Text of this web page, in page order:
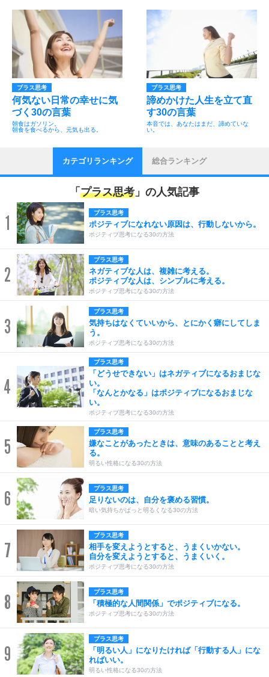
プラス思考
何気ない日常の幸せに気
づく30の言葉
朝食はガソリン。
朝食を食べるから、元気も出る。
プラス思考
諦めかけた人生を立て直
す30の言葉
本音では、あなたはまだ、諦めていな
い。
カテゴリランキング 総合ランキング
「 プラス思考 」の人気記事
1 プラス思考
ポジティブになれない原因は、行動しないから。
ポジティブ思考になる30の方法
2
プラス思考
ネガティブな人は、複雑に考える。
ポジティブな人は、シンプルに考える。
ポジティブ思考になる30の方法
3
プラス思考
気持ちはなくていいから、とにかく癖にしてしま
う。
ポジティブ思考になる30の方法
4
プラス思考
「どうせできない」はネガティブになるおまじな
い。
「なんとかなる」はポジティブになるおまじな
い。
ポジティブ思考になる30の方法
5
プラス思考
嫌なことがあったときは、意味のあることと考え
る。
明るい性格になる30の方法
6 プラス思考
足りないのは、自分を褒める習慣。
暗い気持ちがぱっと明るくなる30の方法
7
プラス思考
相手を変えようとすると、うまくいかない。
自分を変えようとすると、うまくいく。
ポジティブ思考になる30の方法
8 プラス思考
「積極的な人間関係」でポジティブになる。
ポジティブ思考になる30の方法
9
プラス思考
「明るい人」になりたければ「行動する人」にな
ればいい。
明るい性格になる30の方法